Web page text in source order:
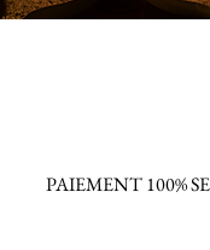
PAIEMENT 100%